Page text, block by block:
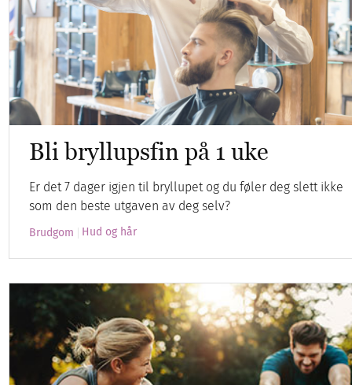
Bli bryllupsfin på 1 uke
Er det 7 dager igjen til bryllupet og du føler deg slett ikke
som den beste utgaven av deg selv?
Brudgom Hud og hår